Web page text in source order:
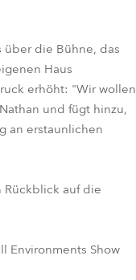
über die Bühne, das
Haus
erhöht: "Wir wollen
und fügt hinzu,
an erstaunlichen
auf die
Environments Show